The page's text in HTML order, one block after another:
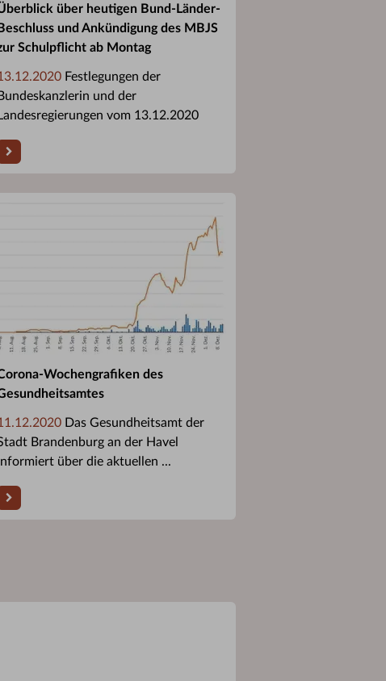
über heutigen Bund-Länder-
Beschluss und Ankündigung des MBJS
Schulpflicht ab Montag
Festlegungen der
Bundeskanzlerin und der
Landesregierungen vom 13.12.2020
Wochengrafiken des
Das Gesundheitsamt der
Brandenburg an der Havel
über die aktuellen ...